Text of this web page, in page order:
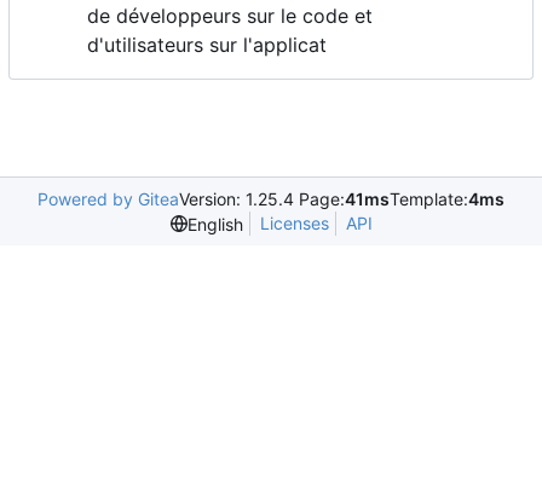
de développeurs sur le code et
d'utilisateurs sur l'applicat
Powered by GiteaVersion: 1.25.4 Page:41msTemplate:4ms
English
Licenses API